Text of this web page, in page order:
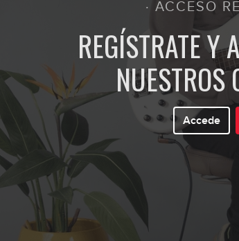
· ACCESO
REGÍSTRATE Y
NUESTROS
Accede